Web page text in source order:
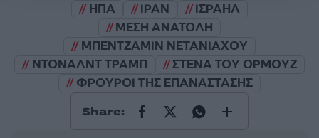
ΗΠΑ
ΙΡΑΝ
ΙΣΡΑΗΛ
ΜΕΣΗ ΑΝΑΤΟΛΗ
ΜΠΕΝΤΖΑΜΙΝ ΝΕΤΑΝΙΑΧΟΥ
ΝΤΟΝΑΛΝΤ ΤΡΑΜΠ
ΣΤΕΝΑ ΤΟΥ ΟΡΜΟΥΖ
ΦΡΟΥΡΟΙ ΤΗΣ ΕΠΑΝΑΣΤΑΣΗΣ
Share: